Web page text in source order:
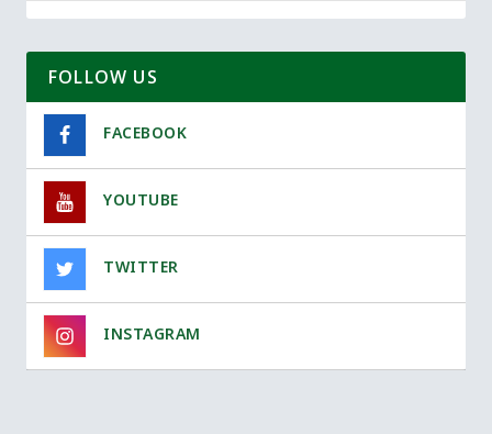
FOLLOW US
FACEBOOK
YOUTUBE
TWITTER
INSTAGRAM